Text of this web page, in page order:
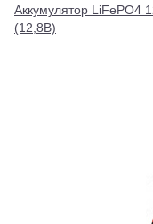
Аккумулятор LiFePO4
(12,8В)